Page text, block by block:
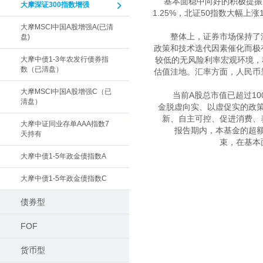
大摩深证300指数增强
大摩MSCI中国A股增强A(已清
盘)
大摩中债1-3年农发行债券指
数（已清盘）
大摩MSCI中国A股增强C（已
清盘）
大摩中证同业存单AAA指数7
天持有
大摩中债1-5年政金债指数A
大摩中债1-5年政金债指数C
债券型
FOF
货币型
1.25%，北证50指数大幅上
整体上，证券市场保持了
政策和技术迭代因素催化而
较低的无风险利率宏观环境
估值洼地。汇率方面，人民
当前A股总市值已超过100
金脱虚向实、以虚促实的政
新、自主可控、促进消费
报告期内，本基金的超额
束，在基